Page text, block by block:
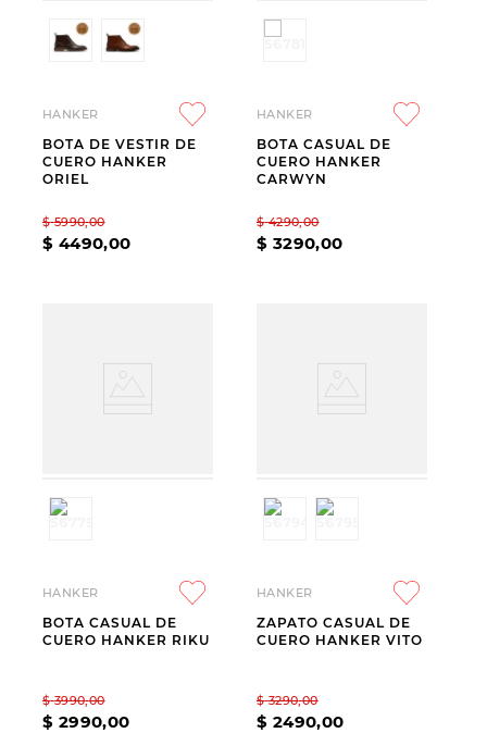
HANKER
BOTA DE VESTIR DE
CUERO HANKER
ORIEL
$ 5990,00
$ 4490,00
HANKER
BOTA CASUAL DE
CUERO HANKER
CARWYN
$ 4290,00
$ 3290,00
HANKER
BOTA CASUAL DE
CUERO HANKER RIKU
$ 3990,00
$ 2990,00
HANKER
ZAPATO CASUAL DE
CUERO HANKER VITO
$ 3290,00
$ 2490,00